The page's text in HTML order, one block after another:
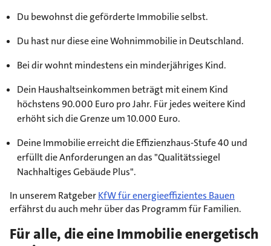
Du bewohnst die geförderte Immobilie selbst.
Du hast nur diese eine Wohnimmobilie in Deutschland.
Bei dir wohnt mindestens ein minderjähriges Kind.
Dein Haushaltseinkommen beträgt mit einem Kind
höchstens 90.000 Euro pro Jahr. Für jedes weitere Kind
erhöht sich die Grenze um 10.000 Euro.
Deine Immobilie erreicht die Effizienzhaus-Stufe 40 und
erfüllt die Anforderungen an das "Qualitätssiegel
Nachhaltiges Gebäude Plus".
In unserem RatgeberKfW für energieeffizientes Bauen
erfährst du auch mehr über das Programm für Familien.
Für alle, die eine Immobilie energetisch